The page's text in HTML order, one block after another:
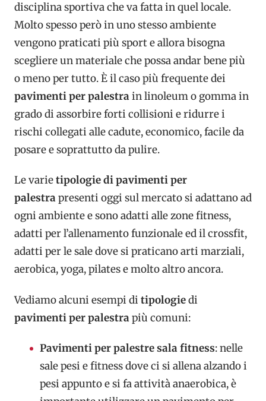
disciplina sportiva che va fatta in quel locale.
Molto spesso però in uno stesso ambiente
vengono praticati più sport e allora bisogna
scegliere un materiale che possa andar bene più
o meno per tutto. È il caso più frequente dei
pavimenti per palestrain linoleum o gomma in
grado di assorbire forti collisioni e ridurre i
rischi collegati alle cadute, economico, facile da
posare e soprattutto da pulire.
Le varietipologie di pavimenti per
palestrapresenti oggi sul mercato si adattano ad
ogni ambiente e sono adatti alle zone fitness,
adatti per l’allenamento funzionale ed il crossfit,
adatti per le sale dove si praticano arti marziali,
aerobica, yoga, pilates e molto altro ancora.
Vediamo alcuni esempi di tipologiedi
pavimenti per palestrapiù comuni:
Pavimenti per palestre sala fitness: nelle
sale pesi e fitness dove ci si allena alzando i
pesi appunto e si fa attività anaerobica, è